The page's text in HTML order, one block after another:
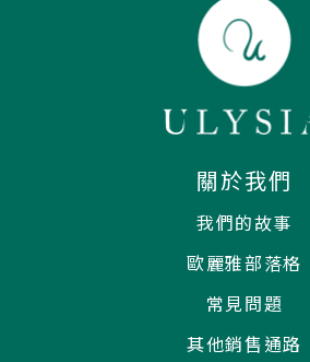
關於我們
我們的故事
歐麗雅部落格
常見問題
其他銷售通路